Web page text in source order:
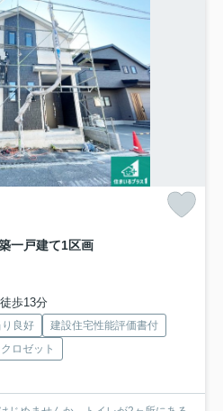
一戸建て1区画
歩13分
り良好
建設住宅性能評価書付
ロゼット